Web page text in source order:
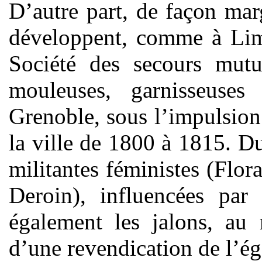
D’autre part, de façon
développent, comme à
Société des secours
mouleuses,
Grenoble, sous
la ville de 1800 à 1815.
militantes féministes
Deroin), influencées
également les jalons,
d’une revendication de